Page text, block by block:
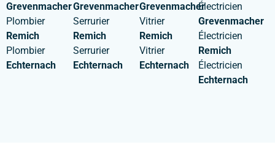
Grevenmacher
Plombier
Remich
Plombier
Echternach
Grevenmacher
Serrurier
Remich
Serrurier
Echternach
Grevenmacher
Vitrier
Remich
Vitrier
Echternach
Électricien
Grevenmacher
Électricien
Remich
Électricien
Echternach